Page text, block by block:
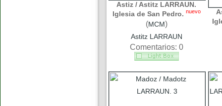
Astiz / Astitz LARRAUN.
Iglesia de San Pedro. nuevo
(MCM)
Astitz LARRAUN
Comentarios: 0